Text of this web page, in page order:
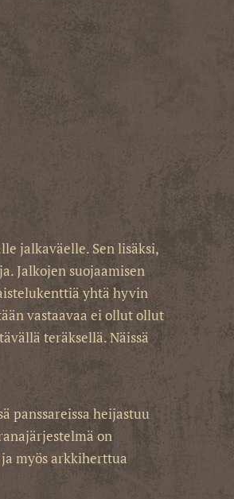
jalkaväelle. Sen lisäksi,
Jalkojen suojaamisen
yhtä hyvin
vastaavaa ei ollut ollut
teräksellä. Näissä
panssareissa heijastuu
on
myös arkkiherttua